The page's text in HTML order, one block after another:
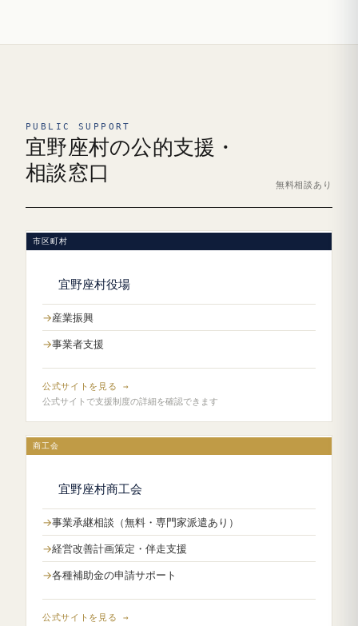
PUBLIC SUPPORT
宜野座村の公的支援・
相談窓口
無料相談あり
市区町村
宜野座村役場
産業振興
事業者支援
公式サイトを見る →
公式サイトで支援制度の詳細を確認できます
商工会
宜野座村商工会
事業承継相談（無料・専門家派遣あり）
経営改善計画策定・伴走支援
各種補助金の申請サポート
公式サイトを見る →